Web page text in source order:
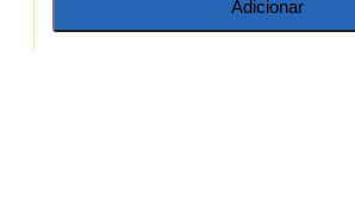
Adicionar